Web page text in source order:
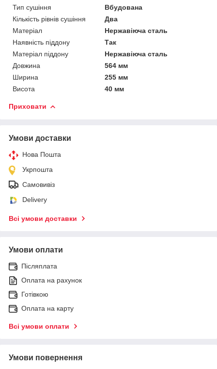
Тип сушіння
Вбудована
Кількість рівнів сушіння
Два
Матеріал
Нержавіюча сталь
Наявність піддону
Так
Матеріал піддону
Нержавіюча сталь
Довжина
564 мм
Ширина
255 мм
Висота
40 мм
Приховати
Умови доставки
Нова Пошта
Укрпошта
Самовивіз
Delivery
Всі умови доставки
Умови оплати
Післяплата
Оплата на рахунок
Готівкою
Оплата на карту
Всі умови оплати
Умови повернення